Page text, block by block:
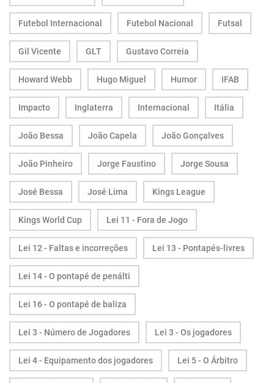
Futebol Internacional Futebol Nacional Futsal
Gil Vicente GLT Gustavo Correia
Howard Webb Hugo Miguel Humor IFAB
Impacto Inglaterra Internacional Itália
João Bessa João Capela João Gonçalves
João Pinheiro Jorge Faustino Jorge Sousa
José Bessa José Lima Kings League
Kings World Cup Lei 11 - Fora de Jogo
Lei 12 - Faltas e incorreções Lei 13 - Pontapés-livres
Lei 14 - O pontapé de penálti
Lei 16 - O pontapé de baliza
Lei 3 - Número de Jogadores Lei 3 - Os jogadores
Lei 4 - Equipamento dos jogadores Lei 5 - O Árbitro